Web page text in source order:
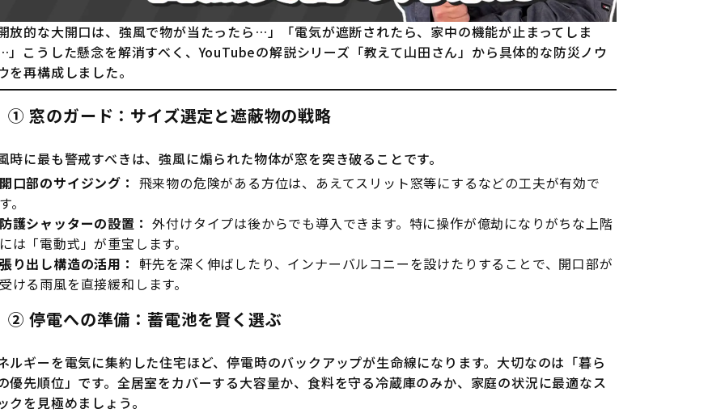
放的な大開口は、強風で物が当たったら…」「電気が遮断されたら、家中の機能が止まってしま
」こうした懸念を解消すべく、YouTubeの解説シリーズ「教えて山田さん」から具体的な防災ノウ
を再構成しました。
① 窓のガード：サイズ選定と遮蔽物の戦略
時に最も警戒すべきは、強風に煽られた物体が窓を突き破ることです。
口部のサイジング： 飛来物の危険がある方位は、あえてスリット窓等にするなどの工夫が有効で
。
護シャッターの設置： 外付けタイプは後からでも導入できます。特に操作が億劫になりがちな上階
は「電動式」が重宝します。
り出し構造の活用： 軒先を深く伸ばしたり、インナーバルコニーを設けたりすることで、開口部が
ける雨風を直接緩和します。
② 停電への準備：蓄電池を賢く選ぶ
ルギーを電気に集約した住宅ほど、停電時のバックアップが生命線になります。大切なのは「暮ら
優先順位」です。全居室をカバーする大容量か、食料を守る冷蔵庫のみか、家庭の状況に最適なス
クを見極めましょう。